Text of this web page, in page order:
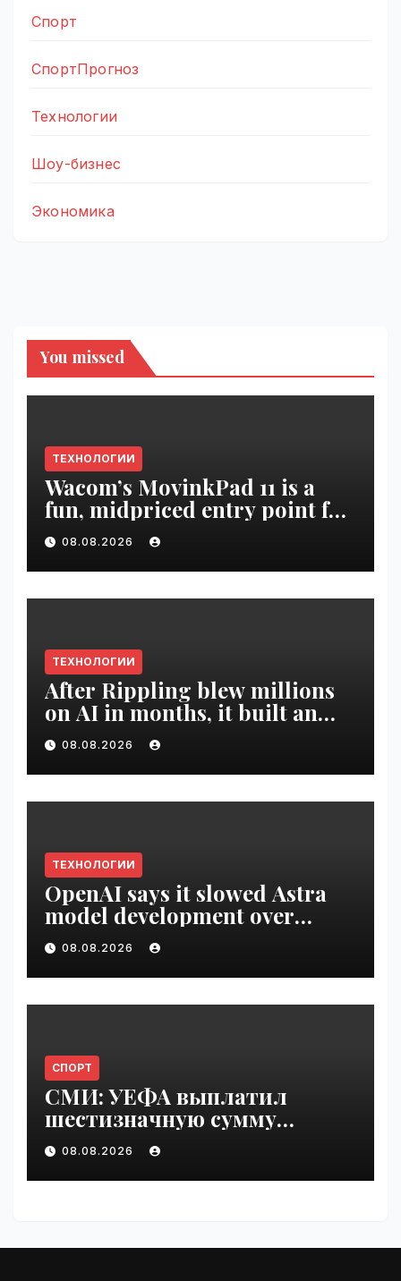
Спорт
СпортПрогноз
Технологии
Шоу-бизнес
Экономика
You missed
ТЕХНОЛОГИИ
Wacom’s MovinkPad 11 is a
fun, midpriced entry point for
digital artists | VseTime.ru
08.08.2026
ТЕХНОЛОГИИ
After Rippling blew millions
on AI in months, it built an
employee ROI tool |
VseTime.ru
08.08.2026
ТЕХНОЛОГИИ
OpenAI says it slowed Astra
model development over
security concerns | VseTime.ru
08.08.2026
СПОРТ
СМИ: УЕФА выплатил
шестизначную сумму
любовнице Инфантино |
VseTime.ru
08.08.2026